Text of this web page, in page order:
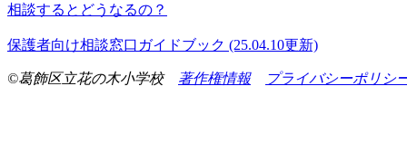
相談するとどうなるの？
保護者向け相談窓口ガイドブック (25.04.10更新)
©葛飾区立花の木小学校 著作権情報 プライバシーポリシ